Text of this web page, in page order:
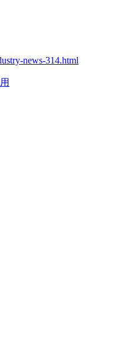
news-314.html